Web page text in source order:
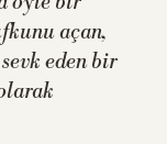
açan,
eden bir